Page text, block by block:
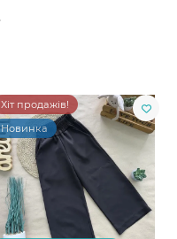
Хіт продажів!
Новинка